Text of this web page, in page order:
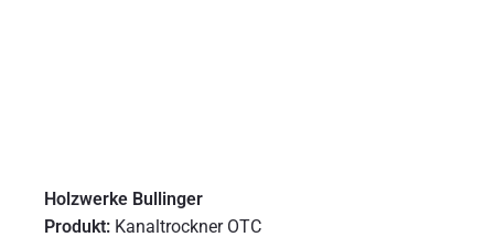
Holzwerke Bullinger
Produkt: Kanaltrockner OTC